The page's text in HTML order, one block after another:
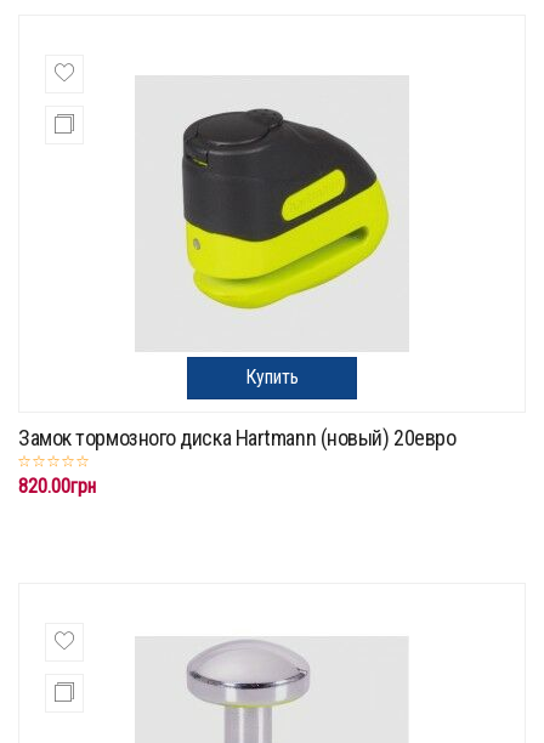
Купить
Замок тормозного диска Hartmann (новый) 20евро
820.00грн